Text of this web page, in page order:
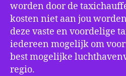
worden door de
kosten niet aan jou
deze vaste en voordelige
iedereen mogelijk om
best mogelijke
regio.